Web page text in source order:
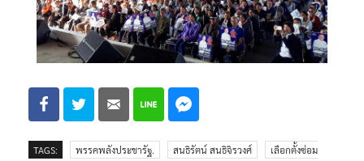
TAGS: พรรคพลังประชารัฐ. สนธิรัตน์ สนธิจิรวงศ์
เลือกตั้งซ่อม